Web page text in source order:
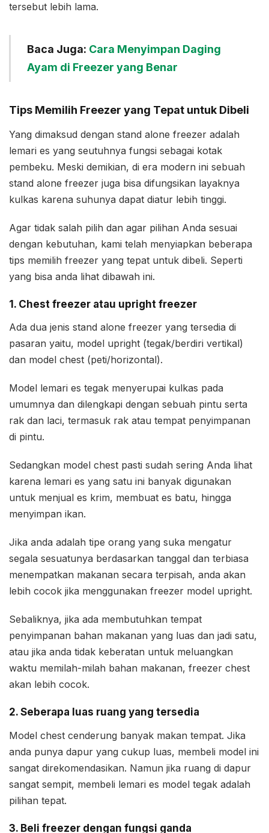
tersebut lebih lama.
Baca Juga: Cara Menyimpan Daging
Ayam di Freezer yang Benar
Tips Memilih Freezer yang Tepat untuk Dibeli
Yang dimaksud dengan stand alone freezer adalah
lemari es yang seutuhnya fungsi sebagai kotak
pembeku. Meski demikian, di era modern ini sebuah
stand alone freezer juga bisa difungsikan layaknya
kulkas karena suhunya dapat diatur lebih tinggi.
Agar tidak salah pilih dan agar pilihan Anda sesuai
dengan kebutuhan, kami telah menyiapkan beberapa
tips memilih freezer yang tepat untuk dibeli. Seperti
yang bisa anda lihat dibawah ini.
1. Chest freezer atau upright freezer
Ada dua jenis stand alone freezer yang tersedia di
pasaran yaitu, model upright (tegak/berdiri vertikal)
dan model chest (peti/horizontal).
Model lemari es tegak menyerupai kulkas pada
umumnya dan dilengkapi dengan sebuah pintu serta
rak dan laci, termasuk rak atau tempat penyimpanan
di pintu.
Sedangkan model chest pasti sudah sering Anda lihat
karena lemari es yang satu ini banyak digunakan
untuk menjual es krim, membuat es batu, hingga
menyimpan ikan.
Jika anda adalah tipe orang yang suka mengatur
segala sesuatunya berdasarkan tanggal dan terbiasa
menempatkan makanan secara terpisah, anda akan
lebih cocok jika menggunakan freezer model upright.
Sebaliknya, jika ada membutuhkan tempat
penyimpanan bahan makanan yang luas dan jadi satu,
atau jika anda tidak keberatan untuk meluangkan
waktu memilah-milah bahan makanan, freezer chest
akan lebih cocok.
2. Seberapa luas ruang yang tersedia
Model chest cenderung banyak makan tempat. Jika
anda punya dapur yang cukup luas, membeli model ini
sangat direkomendasikan. Namun jika ruang di dapur
sangat sempit, membeli lemari es model tegak adalah
pilihan tepat.
3. Beli freezer dengan fungsi ganda